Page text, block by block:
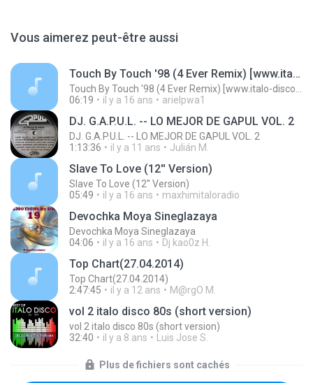
Vous aimerez peut-être aussi
Touch By Touch '98 (4 Ever Remix) [www.italo-disco.net]
06:19
il y a 16 ans arielpwa1
DJ. G.A.P.U.L. -- LO MEJOR DE GAPUL VOL. 2
DJ. G.A.P.U.L. -- LO MEJOR DE GAPUL VOL. 2
1:13:36
il y a 11 ans Julián M.
Slave To Love (12'' Version)
Slave To Love (12'' Version)
05:49
il y a 16 ans maxhimitaloradio
Devochka Moya Sineglazaya
Devochka Moya Sineglazaya
04:06
il y a 16 ans Dj kao0z H.
Top Chart(27.04.2014)
Top Chart(27.04.2014)
2:47:45
il y a 12 ans M@rgO M.
vol 2 italo disco 80s (short version)
vol 2 italo disco 80s (short version)
32:40
il y a 8 ans Luis Jose S.
Plus de fichiers sont cachés